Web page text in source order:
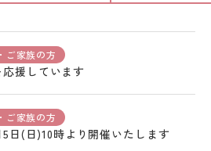
ご家族の方
援しています
ご家族の方
日(日)10時より開催いたします